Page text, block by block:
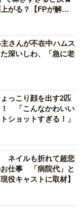
がる？【FPが解
さんが不在中ハムス
深いしわ、「急に老
っこり顔を出す2匹
「こんなかわいい
ショットすぎる！」
ネイルも折れて超悲
仕事 「病院代」と
役キャストに取材】